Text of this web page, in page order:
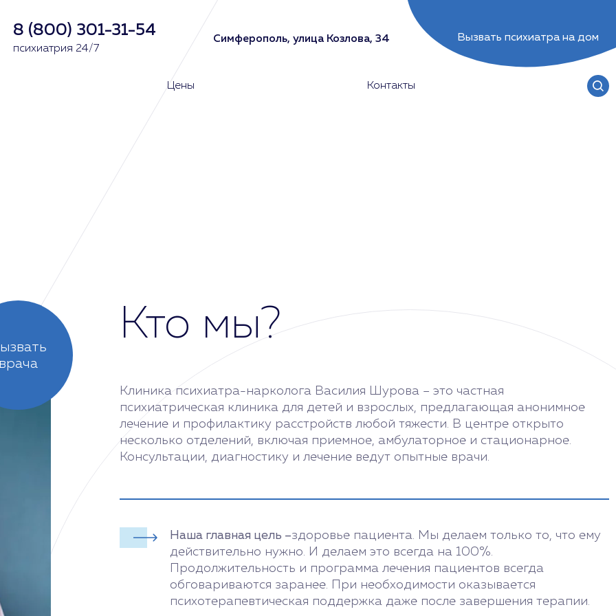
8 (800) 301-31-54
психиатрия 24/7
Симферополь, улица Козлова, 34 Вызвать психиатра на дом
Цены Контакты
Кто мы?
Клиника психиатра-нарколога Василия Шурова – это частная
психиатрическая клиника для детей и взрослых, предлагающая анонимное
лечение и профилактику расстройств любой тяжести. В центре открыто
несколько отделений, включая приемное, амбулаторное и стационарное.
Консультации, диагностику и лечение ведут опытные врачи.
Наша главная цель –здоровье пациента. Мы делаем только то, что ему
действительно нужно. И делаем это всегда на 100%.
Продолжительность и программа лечения пациентов всегда
обговариваются заранее. При необходимости оказывается
психотерапевтическая поддержка даже после завершения терапии.